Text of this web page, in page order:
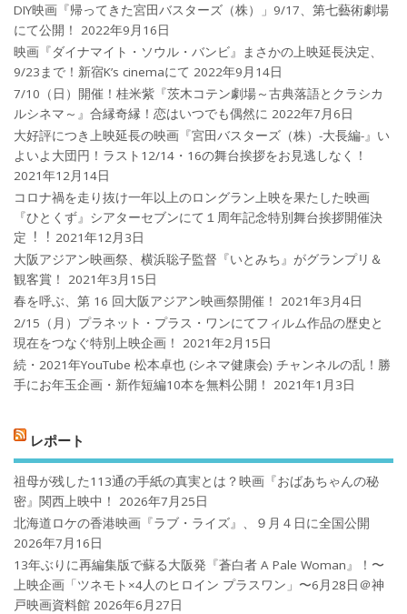
DIY映画『帰ってきた宮田バスターズ（株）」9/17、第七藝術劇場
にて公開！
2022年9月16日
映画『ダイナマイト・ソウル・バンビ』まさかの上映延長決定、
9/23まで！新宿K’s cinemaにて 2022年9月14日
7/10（日）開催！桂米紫『茨木コテン劇場～古典落語とクラシカ
ルシネマ～』合縁奇縁！恋はいつでも偶然に 2022年7月6日
大好評につき上映延長の映画『宮田バスターズ（株）-大長編-』い
よいよ大団円！ラスト12/14・16の舞台挨拶をお見逃しなく！
2021年12月14日
コロナ禍を⾛り抜け⼀年以上のロングラン上映を果たした映画
『ひとくず』シアターセブンにて１周年記念特別舞台挨拶開催決
定︕︕ 2021年12月3日
大阪アジアン映画祭、横浜聡子監督『いとみち』がグランプリ＆
観客賞！
2021年3月15日
春を呼ぶ、第 16 回大阪アジアン映画祭開催！
2021年3月4日
2/15（月）プラネット・プラス・ワンにてフィルム作品の歴史と
現在をつなぐ特別上映企画！
2021年2月15日
続・2021年YouTube 松本卓也 (シネマ健康会) チャンネルの乱！勝
手にお年玉企画・新作短編10本を無料公開！
2021年1月3日
レポート
祖母が残した113通の手紙の真実とは？映画『おばあちゃんの秘
密』関西上映中！
2026年7月25日
北海道ロケの香港映画『ラブ・ライズ』、９月４日に全国公開
2026年7月16日
13年ぶりに再編集版で蘇る大阪発『蒼白者 A Pale Woman』！〜
上映企画「ツネモト×4人のヒロイン プラスワン」〜6月28日＠神
戸映画資料館 2026年6月27日